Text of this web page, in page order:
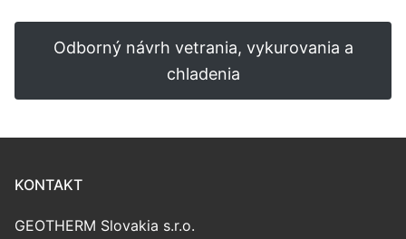
Odborný návrh vetrania, vykurovania a
chladenia
KONTAKT
GEOTHERM Slovakia s.r.o.